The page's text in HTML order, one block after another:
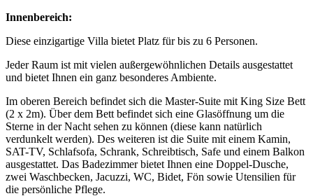
Innenbereich:
Diese einzigartige Villa bietet Platz für bis zu 6 Personen.
Jeder Raum ist mit vielen außergewöhnlichen Details ausgestattet
und bietet Ihnen ein ganz besonderes Ambiente.
Im oberen Bereich befindet sich die Master-Suite mit King Size Bett
(2 x 2m). Über dem Bett befindet sich eine Glasöffnung um die
Sterne in der Nacht sehen zu können (diese kann natürlich
verdunkelt werden). Des weiteren ist die Suite mit einem Kamin,
SAT-TV, Schlafsofa, Schrank, Schreibtisch, Safe und einem Balkon
ausgestattet. Das Badezimmer bietet Ihnen eine Doppel-Dusche,
zwei Waschbecken, Jacuzzi, WC, Bidet, Fön sowie Utensilien für
die persönliche Pflege.